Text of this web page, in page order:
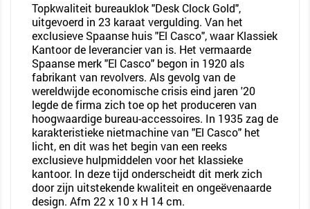
Topkwaliteit bureauklok "Desk Clock Gold",
uitgevoerd in 23 karaat vergulding. Van het
exclusieve Spaanse huis "El Casco", waar Klassiek
Kantoor de leverancier van is. Het vermaarde
Spaanse merk "El Casco" begon in 1920 als
fabrikant van revolvers. Als gevolg van de
wereldwijde economische crisis eind jaren '20
legde de firma zich toe op het produceren van
hoogwaardige bureau-accessoires. In 1935 zag de
karakteristieke nietmachine van "El Casco" het
licht, en dit was het begin van een reeks
exclusieve hulpmiddelen voor het klassieke
kantoor. In deze tijd onderscheidt dit merk zich
door zijn uitstekende kwaliteit en ongeëvenaarde
design. Afm 22 x 10 x H 14 cm.